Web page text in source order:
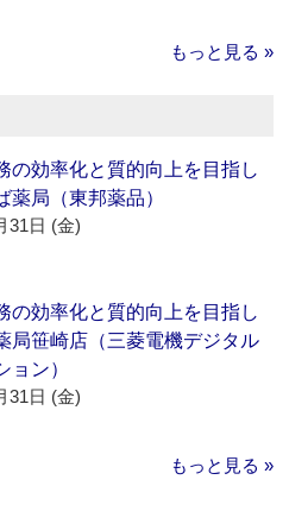
もっと見る »
の効率化と質的向上を目指し
薬局（東邦薬品）
31日 (金)
の効率化と質的向上を目指し
局笹崎店（三菱電機デジタル
ョン）
31日 (金)
もっと見る »